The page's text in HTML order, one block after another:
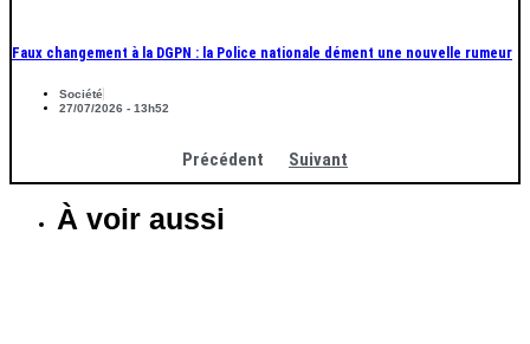
Faux changement à la DGPN : la Police nationale dément une nouvelle rumeur
Société
27/07/2026 - 13h52
Précédent Suivant
À voir aussi